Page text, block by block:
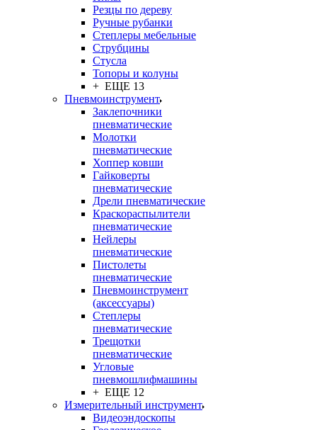
Резцы по дереву
Ручные рубанки
Степлеры мебельные
Струбцины
Стусла
Топоры и колуны
+ ЕЩЕ 13
Пневмоинструмент
Заклепочники
пневматические
Молотки
пневматические
Хоппер ковши
Гайковерты
пневматические
Дрели пневматические
Краскораспылители
пневматические
Нейлеры
пневматические
Пистолеты
пневматические
Пневмоинструмент
(аксессуары)
Степлеры
пневматические
Трещотки
пневматические
Угловые
пневмошлифмашины
+ ЕЩЕ 12
Измерительный инструмент
Видеоэндоскопы